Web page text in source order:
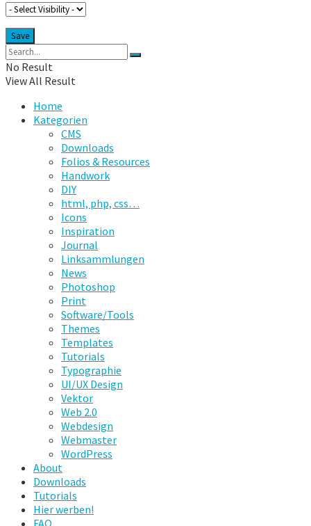
No Result
View All Result
Home
Kategorien
CMS
Downloads
Folios & Resources
Handwork
DIY
html, php, css…
Icons
Inspiration
Journal
Linksammlungen
News
Photoshop
Print
Software/Tools
Themes
Templates
Tutorials
Typographie
UI/UX Design
Vektor
Web 2.0
Webdesign
Webmaster
WordPress
About
Downloads
Tutorials
Hier werben!